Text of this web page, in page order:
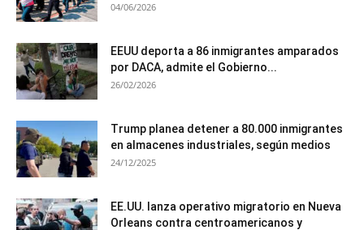
04/06/2026
EEUU deporta a 86 inmigrantes amparados
por DACA, admite el Gobierno...
26/02/2026
Trump planea detener a 80.000 inmigrantes
en almacenes industriales, según medios
24/12/2025
EE.UU. lanza operativo migratorio en Nueva
Orleans contra centroamericanos y